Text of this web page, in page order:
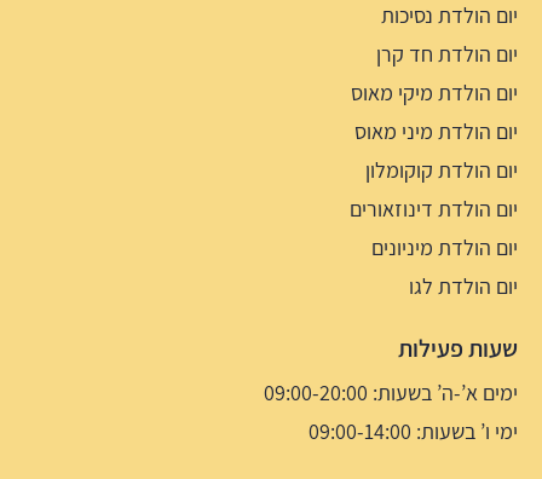
יום הולדת נסיכות
יום הולדת חד קרן
יום הולדת מיקי מאוס
יום הולדת מיני מאוס
יום הולדת קוקומלון
יום הולדת דינוזאורים
יום הולדת מיניונים
יום הולדת לגו
שעות פעילות
ימים א’-ה’ בשעות: 09:00-20:00
ימי ו’ בשעות: 09:00-14:00